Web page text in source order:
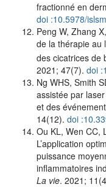
fractionné en
doi :10.5978/
Peng W, Zhang
de la thérapie au
des cicatrices de
2021; 47(7). doi
Ng WHS, Smith
assistée par
et des
14(12). doi
Ou KL, Wen CC,
L’application
puissance
inflammatoires
La vie. 2021;